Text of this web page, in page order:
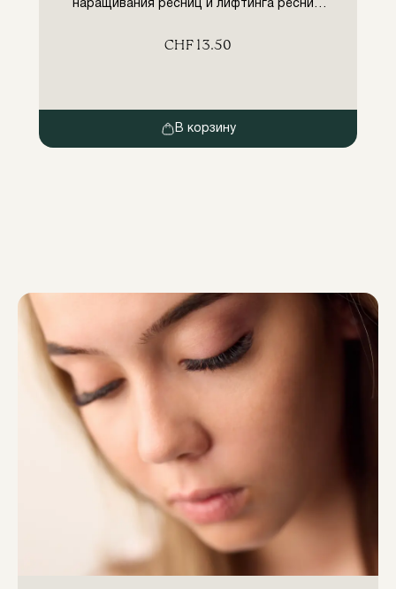
наращивания ресниц и лифтинга ресниц.
глаза от загрязнений и поддерживает
полуперманентных ресниц. Сохраняя их в
чистоте, вы также снижаете риск
появления зуда век, инфекций и многих
CHF 13.50
В корзину